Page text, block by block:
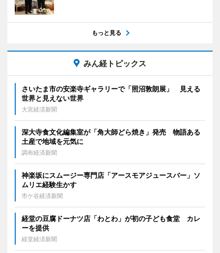
もっと見る
みん経トピックス
さいたま市の安楽寺ギャラリーで「照沼敦朗展」 見える
世界と見えない世界
大宮経済新聞
深大寺食文化編集室が「角大師どら焼き」発売 物語ある
土産で地域を元気に
調布経済新聞
神楽坂にスムージー専門店「アースモアジュースバー」ソ
ムリエ経験生かす
市ケ谷経済新聞
経堂の豆腐ドーナツ店「わとわ」が初の子ども食堂 カレ
ーを提供
経堂経済新聞